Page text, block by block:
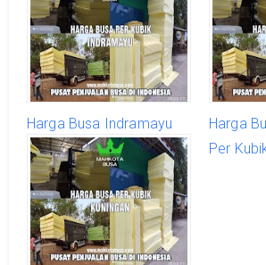
Harga Busa Indramayu
Per Kubik Terbaru 2026
Harga
Per